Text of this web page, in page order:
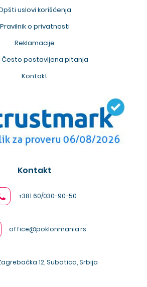
uslovi korišćenja
Pravilnik o privatnosti
Reklamacije
Često postavljena pitanja
Kontakt
Kontakt
+381 60/030-90-50
office@poklonmania.rs
12, Subotica, Srbija